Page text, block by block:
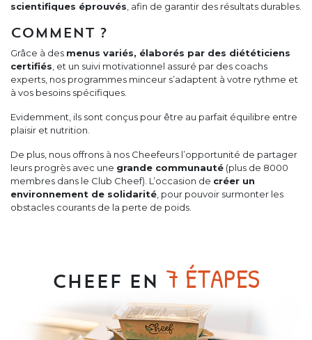
scientifiques éprouvés , afin de garantir des résultats durables.
COMMENT ?
Grâce à des menus variés, élaborés par des diététiciens
certifiés , et un suivi motivationnel assuré par des coachs
experts, nos programmes minceur s’adaptent à votre rythme et
à vos besoins spécifiques.
Evidemment, ils sont conçus pour être au parfait équilibre entre
plaisir et nutrition.
De plus, nous offrons à nos Cheefeurs l’opportunité de partager
leurs progrès avec une grande communauté (plus de 8000
membres dans le Club Cheef). L’occasion de créer un
environnement de solidarité , pour pouvoir surmonter les
obstacles courants de la perte de poids.
CHEEF EN 7 ÉTAPES